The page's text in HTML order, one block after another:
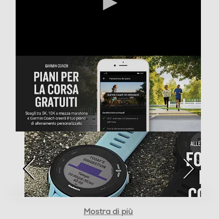
Funzioni e Plus
Microfono incorporato
Altoparlante
Mostra di più